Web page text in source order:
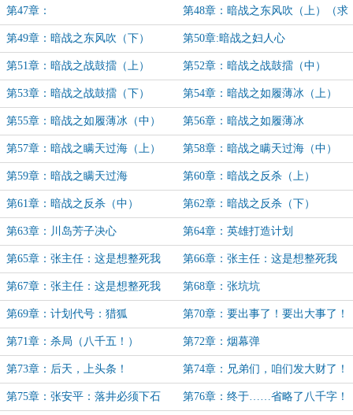
第47章： 第48章：暗战之东风吹（上）（求
订阅！求订阅！）（八千字大章！）
第49章：暗战之东风吹（下） 第50章:暗战之妇人心
第51章：暗战之战鼓擂（上） 第52章：暗战之战鼓擂（中）
第53章：暗战之战鼓擂（下） 第54章：暗战之如履薄冰（上）
第55章：暗战之如履薄冰（中） 第56章：暗战之如履薄冰
第57章：暗战之瞒天过海（上） 第58章：暗战之瞒天过海（中）
第59章：暗战之瞒天过海 第60章：暗战之反杀（上）
第61章：暗战之反杀（中） 第62章：暗战之反杀（下）
第63章：川岛芳子决心 第64章：英雄打造计划
第65章：张主任：这是想整死我
啊！（上）九千四超大章！
第66章：张主任：这是想整死我
啊！（中）
第67章：张主任：这是想整死我
啊！（下）
第68章：张坑坑
第69章：计划代号：猎狐 第70章：要出事了！要出大事了！
第71章：杀局（八千五！） 第72章：烟幕弹
第73章：后天，上头条！ 第74章：兄弟们，咱们发大财了！
第75章：张安平：落井必须下石 第76章：终于……省略了八千字！